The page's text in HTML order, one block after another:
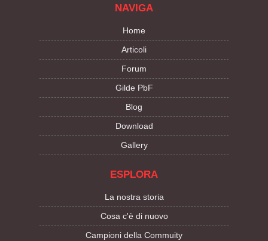
NAVIGA
Home
Articoli
Forum
Gilde PbF
Blog
Download
Gallery
ESPLORA
La nostra storia
Cosa c'è di nuovo
Campioni della Commuity